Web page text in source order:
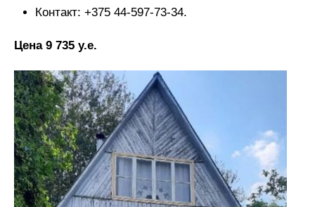
Контакт: +375 44-597-73-34.
Цена 9 735 у.е.